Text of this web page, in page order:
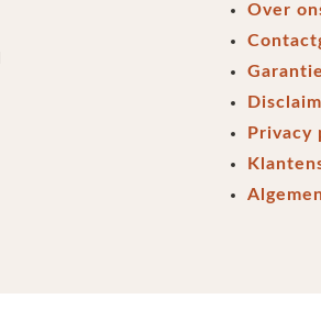
Over
Privacy